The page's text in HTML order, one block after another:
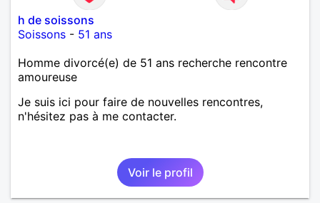
h de soissons
Soissons - 51 ans
Homme divorcé(e) de 51 ans recherche rencontre
amoureuse
Je suis ici pour faire de nouvelles rencontres,
n'hésitez pas à me contacter.
Voir le profil